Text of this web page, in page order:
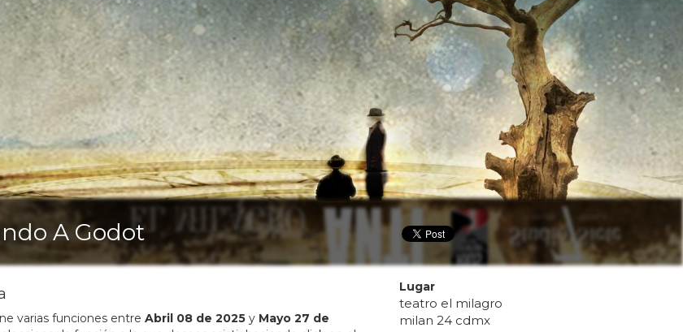
A Godot
varias funciones entre Abril 08de 2025y Mayo 27 de
Lugar
teatro el milagro
milan 24 cdmx